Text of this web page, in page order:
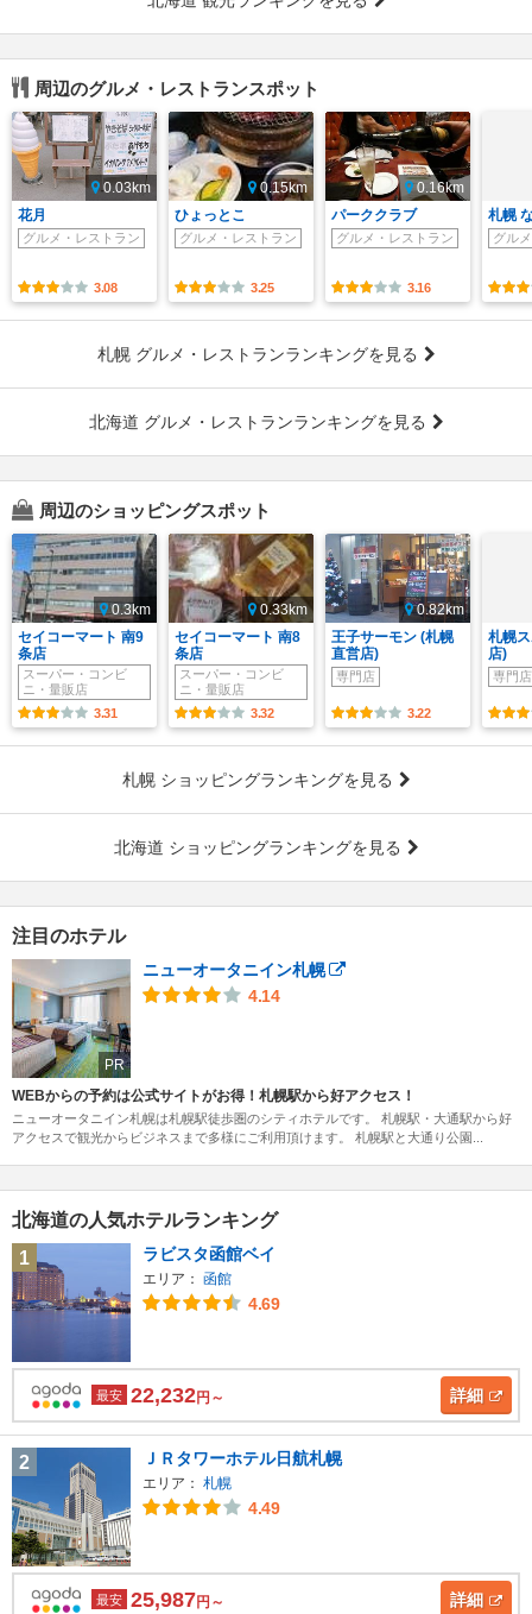
周辺のグルメ・レストランスポット
0.03km
花月
グルメ・レストラン
3.08
0.15km
ひょっとこ
グルメ・レストラン
3.25
0.16km
パーククラブ
グルメ・レストラン
3.16
札幌
グル
札幌 グルメ・レストランランキングを見る
北海道 グルメ・レストランランキングを見る
周辺のショッピングスポット
0.3km
セイコーマート 南9
条店
スーパー・コンビ
ニ・量販店
3.31
0.33km
セイコーマート 南8
条店
スーパー・コンビ
ニ・量販店
3.32
0.82km
王子サーモン (札幌
直営店)
専門店
3.22
札幌
店)
専門店
札幌 ショッピングランキングを見る
北海道 ショッピングランキングを見る
注目のホテル
PR
ニューオータニイン札幌
4.14
WEBからの予約は公式サイトがお得！札幌駅から好アクセス！
ニューオータニイン札幌は札幌駅徒歩圏のシティホテルです。 札幌駅・大通駅から好
アクセスで観光からビジネスまで多様にご利用頂けます。 札幌駅と大通り公園...
北海道の人気ホテルランキング
1
ラビスタ函館ベイ
エリア： 函館
4.69
最安 22,232円～ 詳細
2 ＪＲタワーホテル日航札幌
エリア： 札幌
4.49
最安 25,987円～ 詳細